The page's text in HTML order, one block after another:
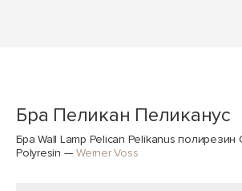
Бра Пеликан Пеликанус
Бра Wall Lamp Pelican Pelikanus полирезин
Polyresin —Werner Voss